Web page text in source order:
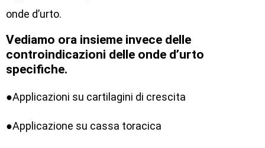
onde d’urto.
Vediamo ora insieme invece delle
controindicazioni delle onde d’urto
specifiche.
●Applicazioni su cartilagini di crescita
●Applicazione su cassa toracica